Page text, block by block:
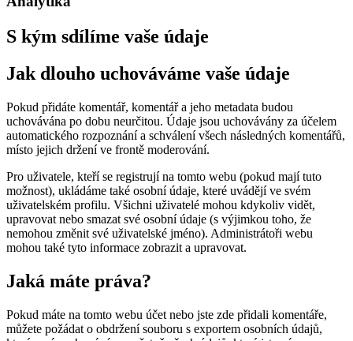
S kým sdílíme vaše údaje
Jak dlouho uchováváme vaše údaje
Pokud přidáte komentář, komentář a jeho metadata budou
uchovávána po dobu neurčitou. Údaje jsou uchovávány za účelem
automatického rozpoznání a schválení všech následných komentářů,
místo jejich držení ve frontě moderování.
Pro uživatele, kteří se registrují na tomto webu (pokud mají tuto
možnost), ukládáme také osobní údaje, které uvádějí ve svém
uživatelském profilu. Všichni uživatelé mohou kdykoliv vidět,
upravovat nebo smazat své osobní údaje (s výjimkou toho, že
nemohou změnit své uživatelské jméno). Administrátoři webu
mohou také tyto informace zobrazit a upravovat.
Jaká máte práva?
Pokud máte na tomto webu účet nebo jste zde přidali komentáře,
můžete požádat o obdržení souboru s exportem osobních údajů,